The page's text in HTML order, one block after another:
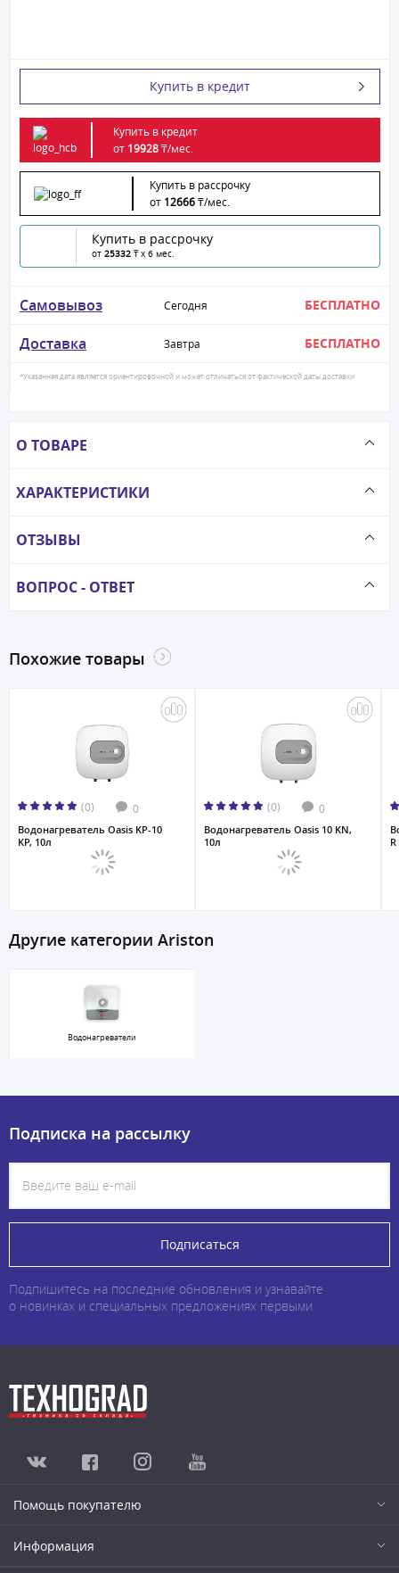
Купить в кредит
Купить в кредит
от 19928₸/мес.
Купить в рассрочку
от 12666₸/мес.
Купить в рассрочку
от 25332 ₸ x 6 мес.
Самовывоз Сегодня БЕСПЛАТНО
Доставка Завтра БЕСПЛАТНО
*Указанная дата является ориентировочной и может отличаться от фактической даты доставки
О ТОВАРЕ
ХАРАКТЕРИСТИКИ
ОТЗЫВЫ
ВОПРОС - ОТВЕТ
Похожие товары
(0) 0
Водонагреватель Oasis KP-10
KP, 10л
(0) 0
Водонагреватель Oasis 10 KN,
10л
Другие категории Ariston
Водонагреватели
Подписка на рассылку
Подписаться
Подпишитесь на последние обновления и узнавайте
о новинках и специальных предложениях первыми
Помощь покупателю
Информация